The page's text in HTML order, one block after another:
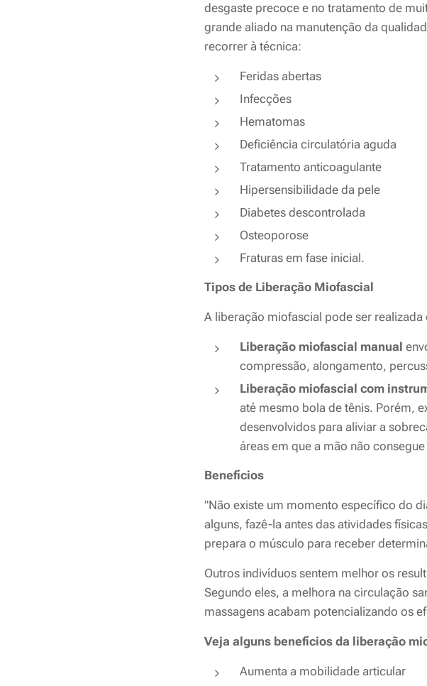
desgaste precoce e no tratamento de
grande aliado na manutenção da
recorrer à técnica:
Feridas abertas
Infecções
Hematomas
Deficiência circulatória aguda
Tratamento anticoagulante
Hipersensibilidade da pele
Diabetes descontrolada
Osteoporose
Fraturas em fase inicial.
Tipos de Liberação Miofascial
A liberação miofascial pode ser
Liberação miofascial manual
compressão, alongamento,
Liberação miofascial com
até mesmo bola de tênis. Porém,
desenvolvidos para aliviar a
áreas em que a mão não
Benefícios
"Não existe um momento específico do
alguns, fazê-la antes das atividades
prepara o músculo para receber
Outros indivíduos sentem melhor os
Segundo eles, a melhora na circulação
massagens acabam potencializando os
Veja alguns benefícios da liberação
Aumenta a mobilidade articular